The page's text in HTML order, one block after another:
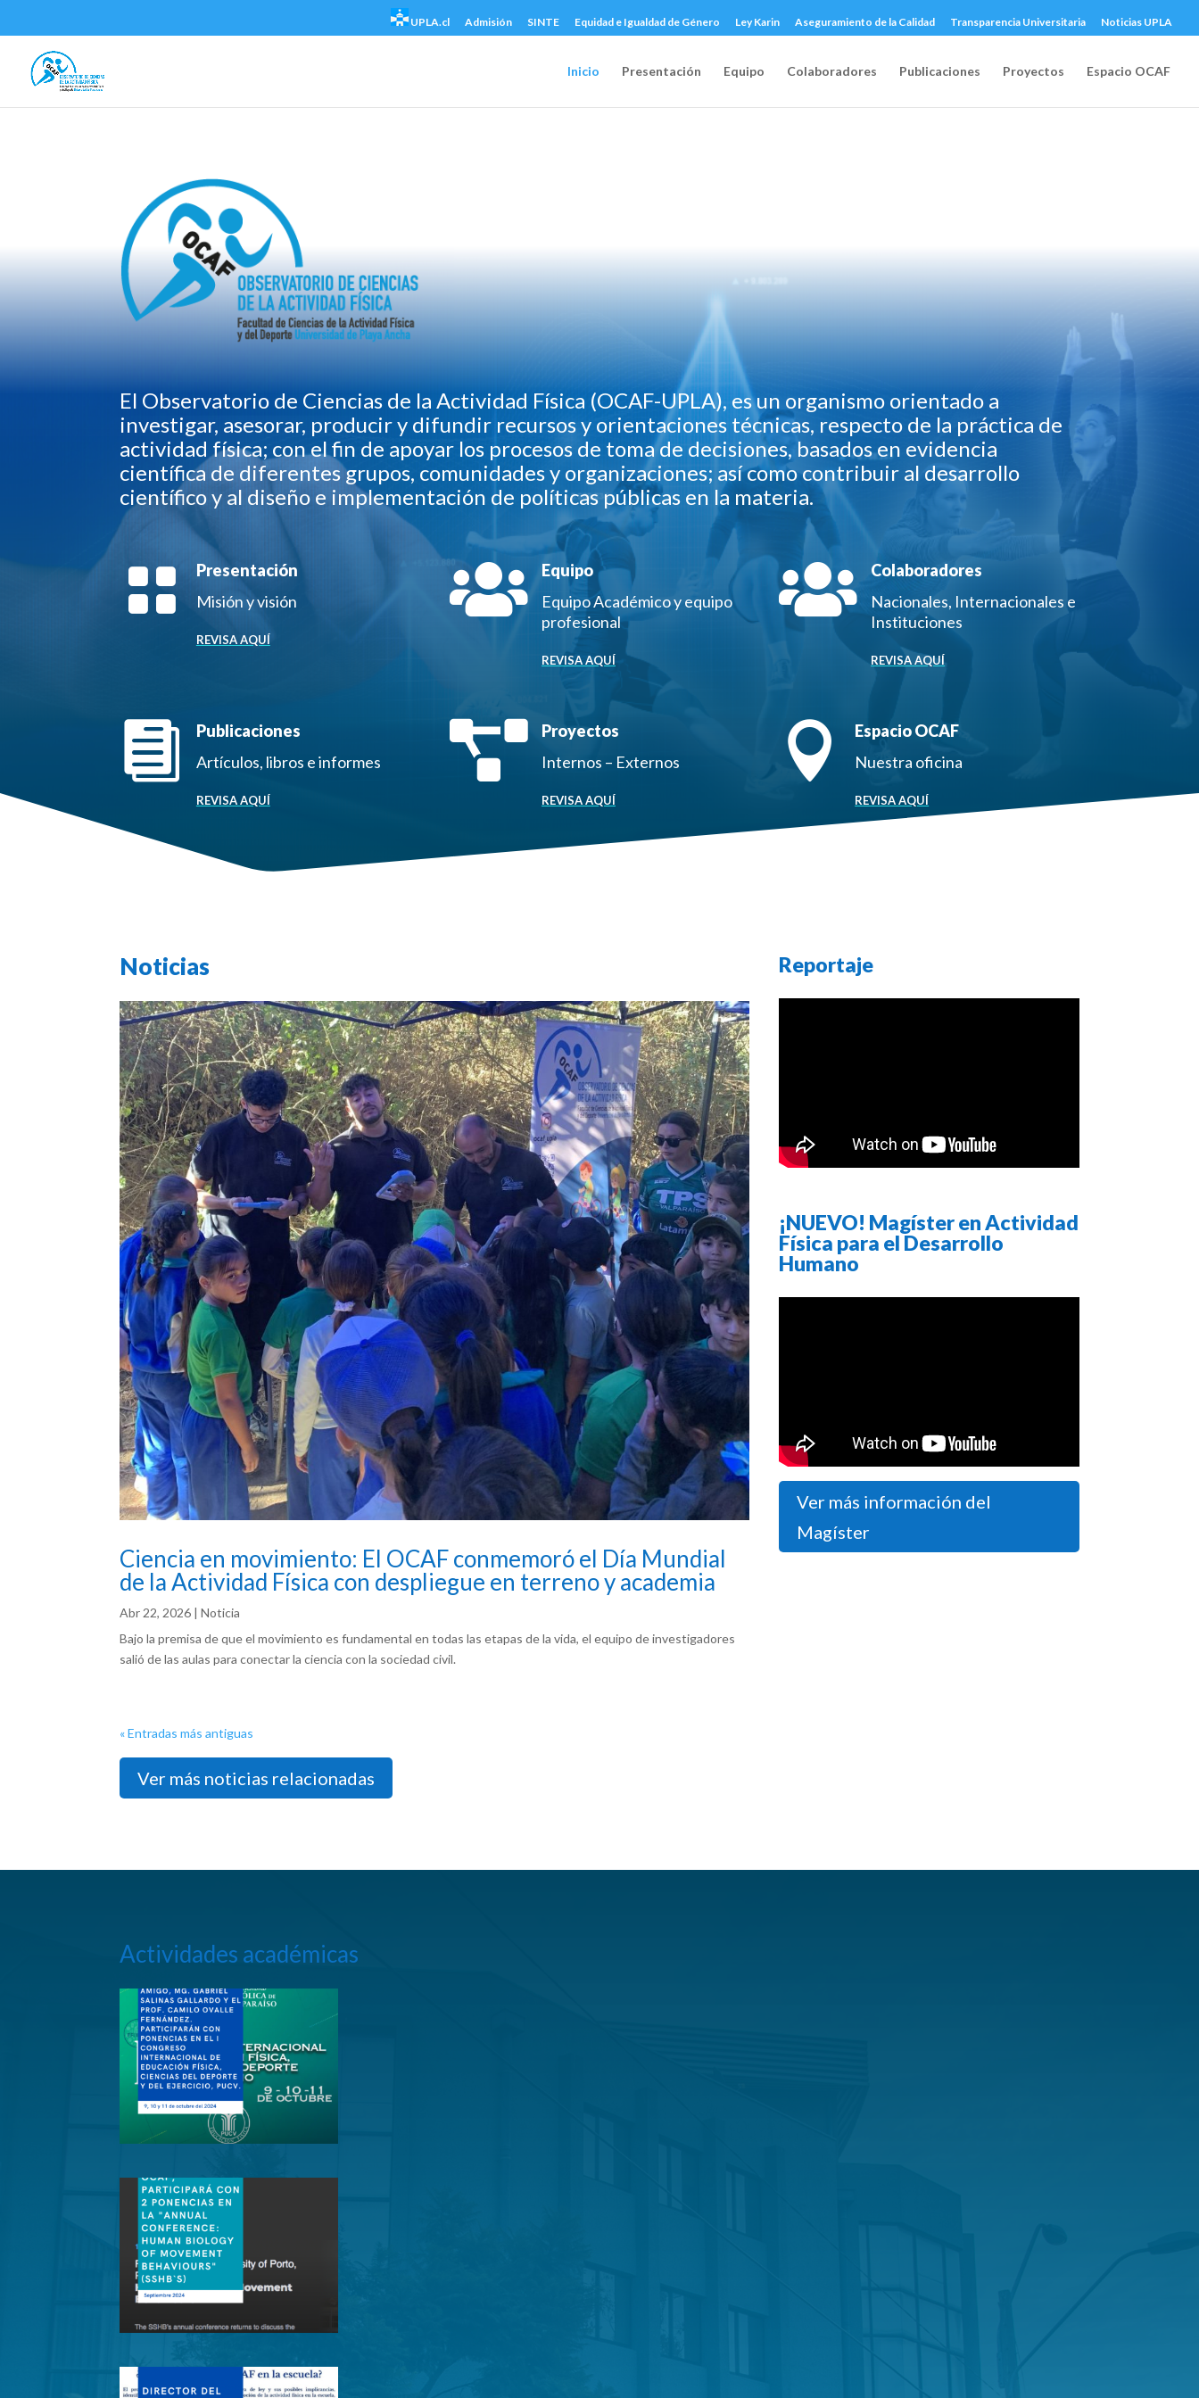
UPLA.cl Admisión SINTE Equidad e Igualdad de Género Ley Karin Aseguramiento de la Calidad Transparencia Universitaria Noticias UPLA
Inicio Presentación Equipo Colaboradores Publicaciones Proyectos Espacio OCAF
El Observatorio de Ciencias de la Actividad Física (OCAF-UPLA), es un organismo orientado a
investigar, asesorar, producir y difundir recursos y orientaciones técnicas, respecto de la práctica de
actividad física; con el fin de apoyar los procesos de toma de decisiones, basados en evidencia
científica de diferentes grupos, comunidades y organizaciones; así como contribuir al desarrollo
científico y al diseño e implementación de políticas públicas en la materia.

Presentación
Misión y visión
REVISA AQUÍ

Equipo
Equipo Académico y equipo
profesional
REVISA AQUÍ

Colaboradores
Nacionales, Internacionales e
Instituciones
REVISA AQUÍ

Publicaciones
Artículos, libros e informes
REVISA AQUÍ

Proyectos
Internos – Externos
REVISA AQUÍ

Espacio OCAF
Nuestra oficina
REVISA AQUÍ
Noticias
Ciencia en movimiento: El OCAF conmemoró el Día Mundial
de la Actividad Física con despliegue en terreno y academia
Abr 22, 2026 |Noticia
Bajo la premisa de que el movimiento es fundamental en todas las etapas de la vida, el equipo de investigadores
salió de las aulas para conectar la ciencia con la sociedad civil.
« Entradas más antiguas
Ver más noticias relacionadas
Reportaje
¡NUEVO! Magíster en Actividad
Física para el Desarrollo
Humano
Ver más información del
Magíster
Actividades académicas